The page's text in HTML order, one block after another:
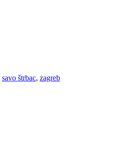
savo štrbac, zagreb